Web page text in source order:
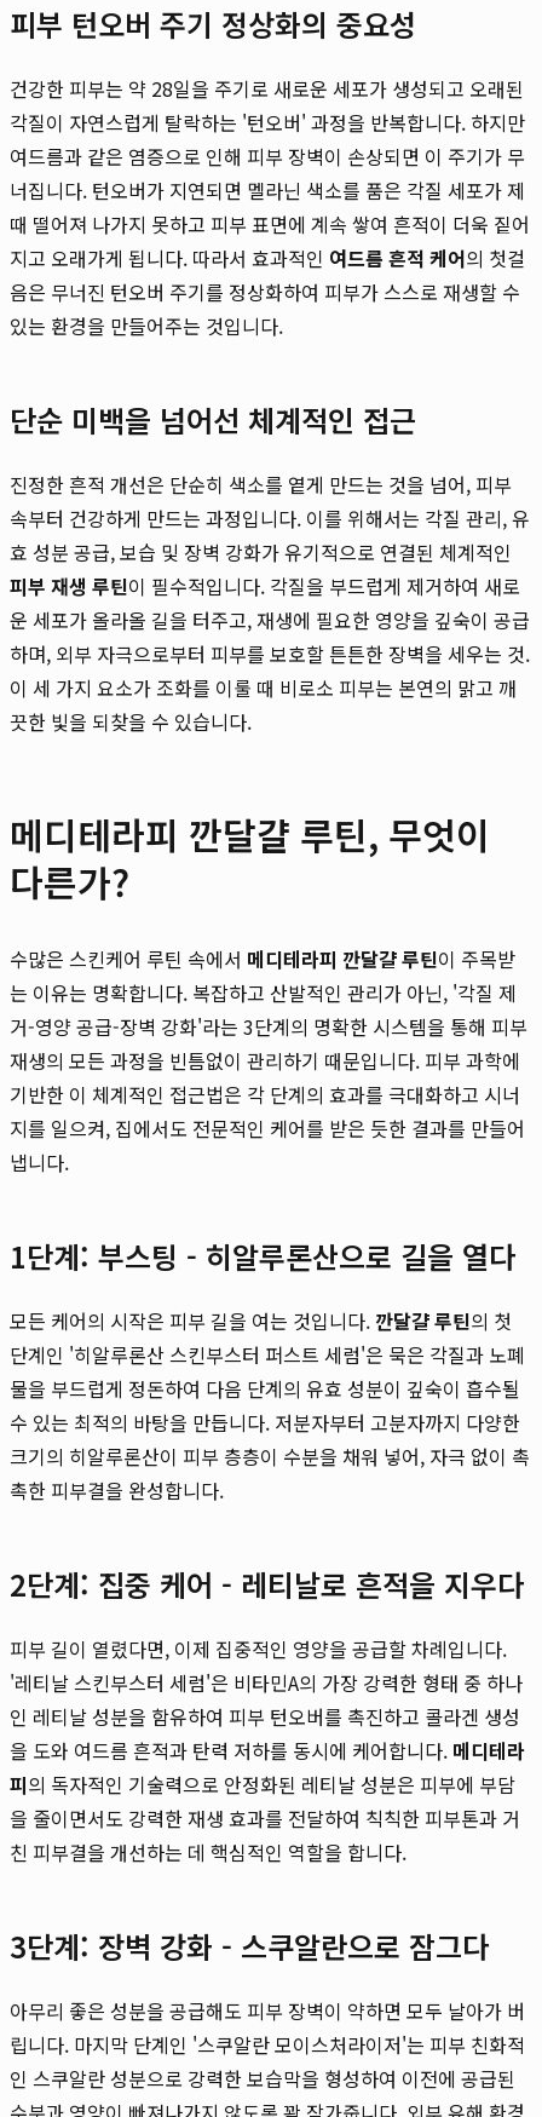
피부 턴오버 주기 정상화의 중요성
건강한 피부는 약 28일을 주기로 새로운 세포가 생성되고 오래된
각질이 자연스럽게 탈락하는 '턴오버' 과정을 반복합니다. 하지만
여드름과 같은 염증으로 인해 피부 장벽이 손상되면 이 주기가 무
너집니다. 턴오버가 지연되면 멜라닌 색소를 품은 각질 세포가 제
때 떨어져 나가지 못하고 피부 표면에 계속 쌓여 흔적이 더욱 짙어
지고 오래가게 됩니다. 따라서 효과적인 여드름 흔적 케어의 첫걸
음은 무너진 턴오버 주기를 정상화하여 피부가 스스로 재생할 수
있는 환경을 만들어주는 것입니다.
단순 미백을 넘어선 체계적인 접근
진정한 흔적 개선은 단순히 색소를 옅게 만드는 것을 넘어, 피부
속부터 건강하게 만드는 과정입니다. 이를 위해서는 각질 관리, 유
효 성분 공급, 보습 및 장벽 강화가 유기적으로 연결된 체계적인
피부 재생 루틴이 필수적입니다. 각질을 부드럽게 제거하여 새로
운 세포가 올라올 길을 터주고, 재생에 필요한 영양을 깊숙이 공급
하며, 외부 자극으로부터 피부를 보호할 튼튼한 장벽을 세우는 것.
이 세 가지 요소가 조화를 이룰 때 비로소 피부는 본연의 맑고 깨
끗한 빛을 되찾을 수 있습니다.
메디테라피 깐달걀 루틴, 무엇이
다른가?
수많은 스킨케어 루틴 속에서 메디테라피 깐달걀 루틴이 주목받
는 이유는 명확합니다. 복잡하고 산발적인 관리가 아닌, '각질 제
거-영양 공급-장벽 강화'라는 3단계의 명확한 시스템을 통해 피부
재생의 모든 과정을 빈틈없이 관리하기 때문입니다. 피부 과학에
기반한 이 체계적인 접근법은 각 단계의 효과를 극대화하고 시너
지를 일으켜, 집에서도 전문적인 케어를 받은 듯한 결과를 만들어
냅니다.
1단계: 부스팅 - 히알루론산으로 길을 열다
모든 케어의 시작은 피부 길을 여는 것입니다. 깐달걀 루틴의 첫
단계인 '히알루론산 스킨부스터 퍼스트 세럼'은 묵은 각질과 노폐
물을 부드럽게 정돈하여 다음 단계의 유효 성분이 깊숙이 흡수될
수 있는 최적의 바탕을 만듭니다. 저분자부터 고분자까지 다양한
크기의 히알루론산이 피부 층층이 수분을 채워 넣어, 자극 없이 촉
촉한 피부결을 완성합니다.
2단계: 집중 케어 - 레티날로 흔적을 지우다
피부 길이 열렸다면, 이제 집중적인 영양을 공급할 차례입니다.
'레티날 스킨부스터 세럼'은 비타민A의 가장 강력한 형태 중 하나
인 레티날 성분을 함유하여 피부 턴오버를 촉진하고 콜라겐 생성
을 도와 여드름 흔적과 탄력 저하를 동시에 케어합니다. 메디테라
피의 독자적인 기술력으로 안정화된 레티날 성분은 피부에 부담
을 줄이면서도 강력한 재생 효과를 전달하여 칙칙한 피부톤과 거
친 피부결을 개선하는 데 핵심적인 역할을 합니다.
3단계: 장벽 강화 - 스쿠알란으로 잠그다
아무리 좋은 성분을 공급해도 피부 장벽이 약하면 모두 날아가 버
립니다. 마지막 단계인 '스쿠알란 모이스처라이저'는 피부 친화적
인 스쿠알란 성분으로 강력한 보습막을 형성하여 이전에 공급된